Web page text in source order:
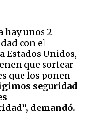
hay unos 2
con el
Estados Unidos,
que sortear
que los ponen
seguridad
demandó.